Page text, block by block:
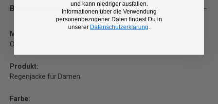
Beschreibung
Marke:
Odlo
Produkt:
Regenjacke für Damen
Farbe:
und kann niedriger ausfallen.
Informationen über die Verwendung
personenbezogener Daten findest Du in
unserer Datenschutzerklärung.